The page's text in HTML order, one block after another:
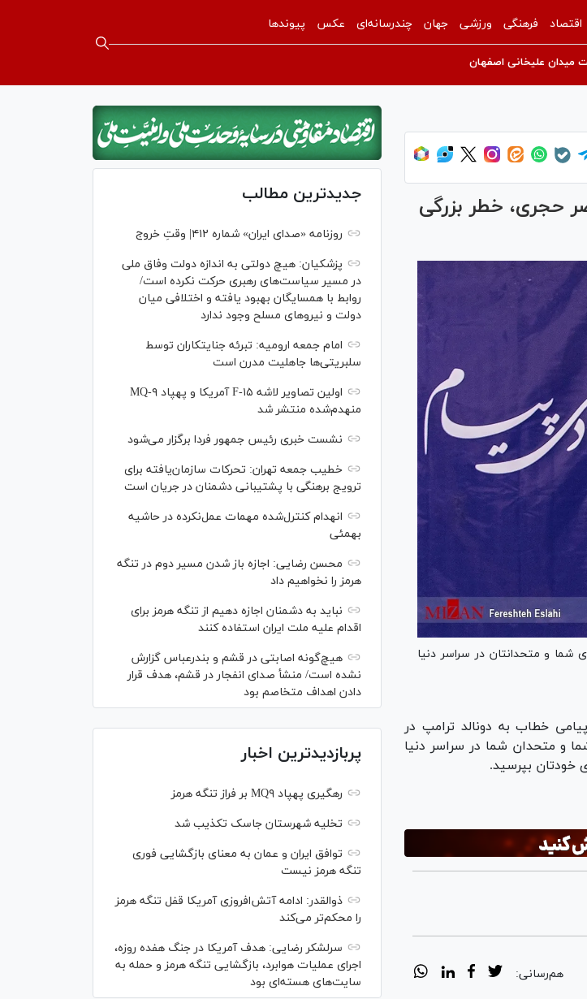
اقتصاد فرهنگی ورزشی جهان چندرسانه‌ای عکس پیوندها
میدان علیخانی اصفهان
حجری، خطر بزرگی
و متحدانتان در سراسر دنیا
خطاب به دونالد ترامپ در
و متحدان شما در سراسر دنیا
خودتان بپرسید.
هم‌رسانی:
جدیدترین مطالب
روزنامه «صدای ایران» شماره ۴۱۲| وقتِ خروج
پزشکیان: هیچ دولتی به اندازه دولت وفاق ملی
در مسیر سیاست‌های رهبری حرکت نکرده است/
روابط با همسایگان بهبود یافته و اختلافی میان
دولت و نیروهای مسلح وجود ندارد
امام جمعه ارومیه: تبرئه جنایتکاران توسط
سلبریتی‌ها جاهلیت مدرن است
اولین تصاویر لاشه F-۱۵ آمریکا و پهپاد MQ-۹
منهدم‌شده منتشر شد
نشست خبری رئیس‌ جمهور فردا برگزار می‌شود
خطیب جمعه تهران: تحرکات سازمان‌یافته برای
ترویج برهنگی با پشتیبانی دشمنان در جریان است
انهدام کنترل‌شده مهمات عمل‌نکرده در حاشیه
بهمئی
محسن رضایی: اجازه باز شدن مسیر دوم در تنگه
هرمز را نخواهیم داد
نباید به دشمنان اجازه دهیم از تنگه هرمز برای
اقدام علیه ملت ایران استفاده کنند
هیچ‌گونه اصابتی در قشم و بندرعباس گزارش
نشده است/ منشأ صدای انفجار در قشم، هدف قرار
دادن اهداف متخاصم بود
پربازدیدترین اخبار
رهگیری پهپاد MQ۹ بر فراز تنگه هرمز
تخلیه شهرستان جاسک تکذیب شد
توافق ایران و عمان به معنای بازگشایی فوری
تنگه هرمز نیست
ذوالقدر: ادامه آتش‌افروزی آمریکا قفل تنگه هرمز
را محکم‌تر می‌کند
سرلشکر رضایی: هدف آمریکا در جنگ هفده روزه،
اجرای عملیات هوابرد، بازگشایی تنگه هرمز و حمله به
سایت‌های هسته‌ای بود